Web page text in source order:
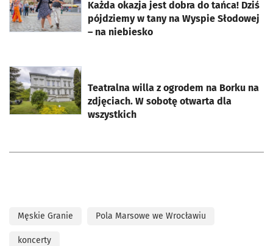
Każda okazja jest dobra do tańca! Dziś
pójdziemy w tany na Wyspie Słodowej
– na niebiesko
Teatralna willa z ogrodem na Borku na
zdjęciach. W sobotę otwarta dla
wszystkich
otworzy się w nowej karcie
Męskie Granie Pola Marsowe we Wrocławiu
koncerty